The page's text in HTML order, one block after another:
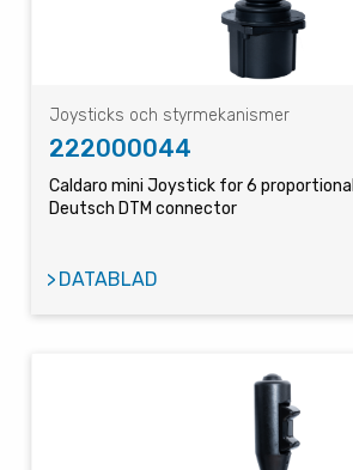
Joysticks och styrmekanismer
222000044
Caldaro mini Joystick for 6
Deutsch DTM connector
DATABLAD